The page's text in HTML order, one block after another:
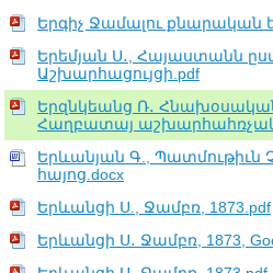
Երգիչ Ջամալու քնարական
Երեմյան Ս․, Հայաստանն
Աշխարհացույցի.pdf
Երզնկեանց Ռ․
Հաղբատայ աշխարհահռչակ
Երևանյան Գ., Պատմութիւն
հայոց.docx
Երևանցի Ս., Ջամբռ, 1873.pdf
Երևանցի Ս․ Ջամբռ, 1873,